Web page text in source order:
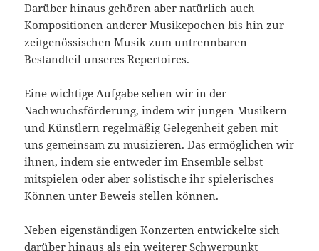
Darüber hinaus gehören aber natürlich auch
Kompositionen anderer Musikepochen bis hin zur
zeitgenössischen Musik zum untrennbaren
Bestandteil unseres Repertoires.
Eine wichtige Aufgabe sehen wir in der
Nachwuchsförderung, indem wir jungen Musikern
und Künstlern regelmäßig Gelegenheit geben mit
uns gemeinsam zu musizieren. Das ermöglichen wir
ihnen, indem sie entweder im Ensemble selbst
mitspielen oder aber solistische ihr spielerisches
Können unter Beweis stellen können.
Neben eigenständigen Konzerten entwickelte sich
darüber hinaus als ein weiterer Schwerpunkt